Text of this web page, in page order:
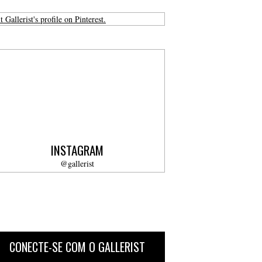
Gallerist's profile on Pinterest.
INSTAGRAM
@gallerist
CONECTE-SE COM O GALLERIST